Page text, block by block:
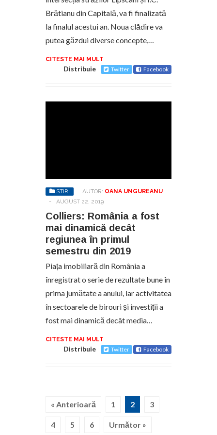
Brătianu din Capitală, va fi finalizată
la finalul acestui an. Noua clădire va
putea găzdui diverse concepte,…
CITESTE MAI MULT
Distribuie Twitter Facebook
STIRI AUTOR: OANA UNGUREANU
-
AUGUST 22, 2019
Colliers: România a fost
mai dinamică decât
regiunea în primul
semestru din 2019
Piața imobiliară din România a
înregistrat o serie de rezultate bune în
prima jumătate a anului, iar activitatea
în sectoarele de birouri și investiții a
fost mai dinamică decât media…
CITESTE MAI MULT
Distribuie Twitter Facebook
« Anterioară 1 2 3
4 5 6 Următor »